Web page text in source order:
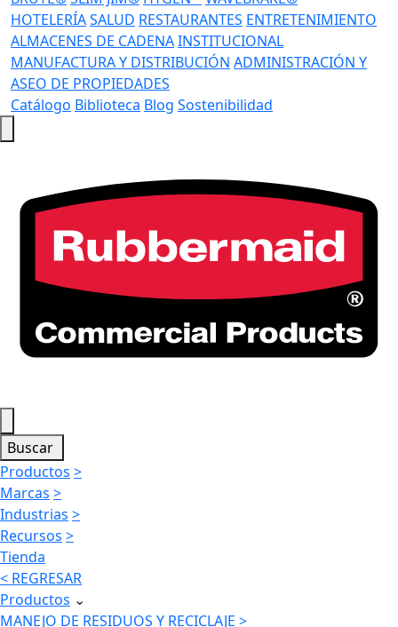
HOTELERÍASALUD RESTAURANTES ENTRETENIMIENTO
ALMACENES DE CADENAINSTITUCIONAL
MANUFACTURA Y DISTRIBUCIÓN ADMINISTRACIÓN Y
ASEO DE PROPIEDADES
Catálogo Biblioteca Blog Sostenibilidad
Buscar
Productos >
Marcas >
Industrias >
Recursos >
Tienda
< REGRESAR
Productos ⌄
MANEJO DE RESIDUOS Y RECICLAJE >